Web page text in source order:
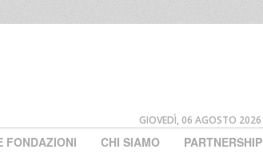
GIOVEDÌ, 06 AGOSTO 2026
FONDAZIONI CHI SIAMO PARTNERSHIP